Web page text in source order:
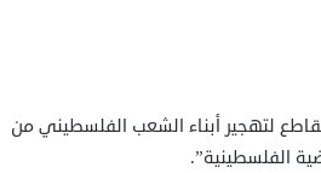
لتهجير أبناء الشعب الفلسطيني من
الفلسطينية”.